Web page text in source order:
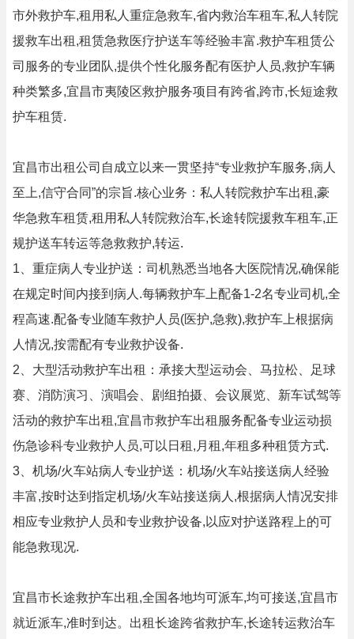
市外救护车,租用私人重症急救车,省内救治车租车,私人转院
援救车出租,租赁急救医疗护送车等经验丰富.救护车租赁公
司服务的专业团队,提供个性化服务配有医护人员,救护车辆
种类繁多,宜昌市夷陵区救护服务项目有跨省,跨市,长短途救
护车租赁.
宜昌市出租公司自成立以来一贯坚持“专业救护车服务,病人
至上,信守合同”的宗旨.核心业务：私人转院救护车出租,豪
华急救车租赁,租用私人转院救治车,长途转院援救车租车,正
规护送车转运等急救救护,转运.
1、重症病人专业护送：司机熟悉当地各大医院情况,确保能
在规定时间内接到病人.每辆救护车上配备1-2名专业司机,全
程高速.配备专业随车救护人员(医护,急救),救护车上根据病
人情况,按需配有专业救护设备.
2、大型活动救护车出租：承接大型运动会、马拉松、足球
赛、消防演习、演唱会、剧组拍摄、会议展览、新车试驾等
活动的救护车出租,宜昌市救护车出租服务配备专业运动损
伤急诊科专业救护人员,可以日租,月租,年租多种租赁方式.
3、机场/火车站病人专业护送：机场/火车站接送病人经验
丰富,按时达到指定机场/火车站接送病人,根据病人情况安排
相应专业救护人员和专业救护设备,以应对护送路程上的可
能急救现况.
宜昌市长途救护车出租,全国各地均可派车,均可接送,宜昌市
就近派车,准时到达。出租长途跨省救护车,长途转运救治车